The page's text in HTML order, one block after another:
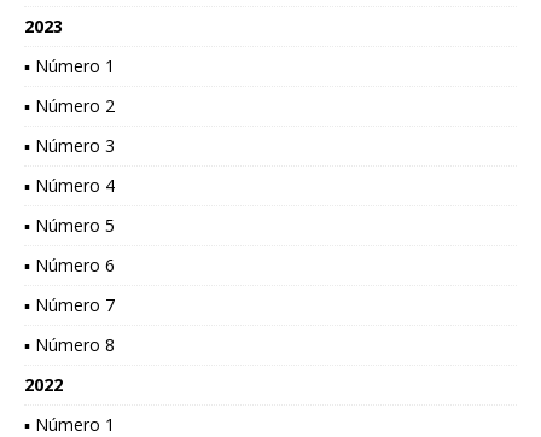
2023
▪ Número 1
▪ Número 2
▪ Número 3
▪ Número 4
▪ Número 5
▪ Número 6
▪ Número 7
▪ Número 8
2022
▪ Número 1